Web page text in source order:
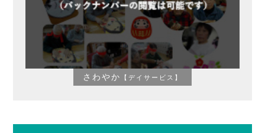
さわやか 【デイサービス】